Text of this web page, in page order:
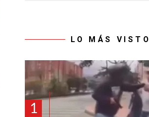
LO MÁS VISTO
1